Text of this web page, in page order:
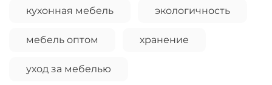
кухонная мебель экологичность
мебель оптом хранение
уход за мебелью